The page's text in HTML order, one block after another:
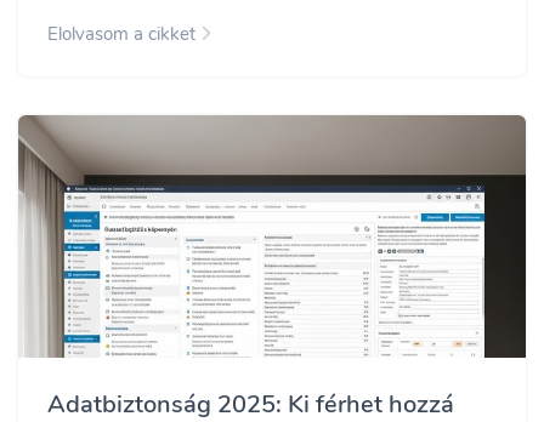
Elolvasom a cikket
Adatbiztonság 2025: Ki férhet hozzá